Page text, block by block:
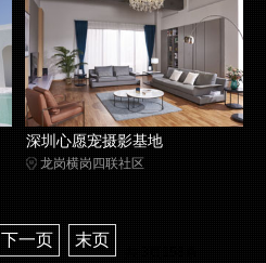
深圳心愿宠摄影基地
龙岗横岗四联社区
下一页 末页